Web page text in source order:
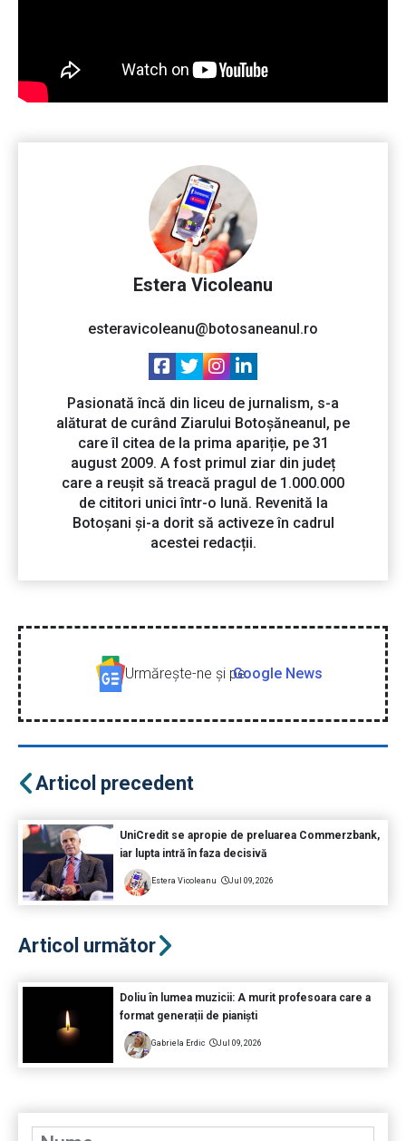
Estera Vicoleanu
esteravicoleanu@botosaneanul.ro
Pasionată încă din liceu de jurnalism, s-a
alăturat de curând Ziarului Botoșăneanul, pe
care îl citea de la prima apariție, pe 31
august 2009. A fost primul ziar din județ
care a reușit să treacă pragul de 1.000.000
de cititori unici într-o lună. Revenită la
Botoșani și-a dorit să activeze în cadrul
acestei redacții.
Urmăreşte-ne şi peGoogle News
Articol precedent
UniCredit se apropie de preluarea Commerzbank,
iar lupta intră în faza decisivă
Estera Vicoleanu Jul 09, 2026
Articol următor
Doliu în lumea muzicii: A murit profesoara care a
format generații de pianiști
Gabriela Erdic Jul 09, 2026